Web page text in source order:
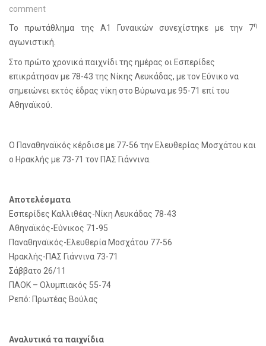
comment
Το πρωτάθλημα της Α1 Γυναικών συνεχίστηκε με την 7η
αγωνιστική.
Στο πρώτο χρονικά παιχνίδι της ημέρας οι Εσπερίδες
επικράτησαν με 78-43 της Νίκης Λευκάδας, με τον Εύνικο να
σημειώνει εκτός έδρας νίκη στο Βύρωνα με 95-71 επί του
Αθηναϊκού.
Ο Παναθηναϊκός κέρδισε με 77-56 την Ελευθερίας Μοσχάτου και
ο Ηρακλής με 73-71 τον ΠΑΣ Γιάννινα.
Αποτελέσματα
Εσπερίδες Καλλιθέας-Νίκη Λευκάδας 78-43
Αθηναϊκός-Εύνικος 71-95
Παναθηναϊκός-Ελευθερία Μοσχάτου 77-56
Ηρακλής-ΠΑΣ Γιάννινα 73-71
Σάββατο 26/11
ΠΑΟΚ – Ολυμπιακός 55-74
Ρεπό: Πρωτέας Βούλας
Αναλυτικά τα παιχνίδια